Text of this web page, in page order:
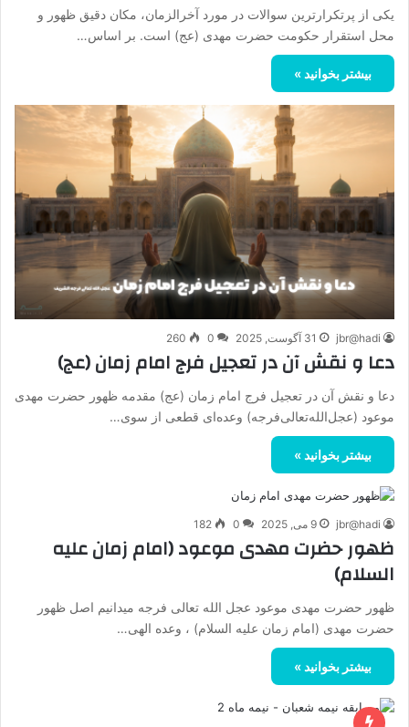
یکی از پرتکرارترین سوالات در مورد آخرالزمان، مکان دقیق ظهور و
محل استقرار حکومت حضرت مهدی (عج) است. بر اساس…
بیشتر بخوانید »
jbr@hadi 31 آگوست, 2025 0
260
دعا و نقش آن در تعجیل فرج امام زمان (عج)
دعا و نقش آن در تعجیل فرج امام زمان (عج) مقدمه ظهور حضرت مهدی
موعود (عجل‌الله‌تعالی‌فرجه) وعده‌ای قطعی از سوی…
بیشتر بخوانید »
jbr@hadi 9 می, 2025 0
182
ظهور حضرت مهدی موعود (امام زمان علیه
السلام)
ظهور حضرت مهدی موعود عجل الله تعالی فرجه میدانیم اصل ظهور
حضرت مهدی (امام زمان علیه السلام) ، وعده الهی…
بیشتر بخوانید »